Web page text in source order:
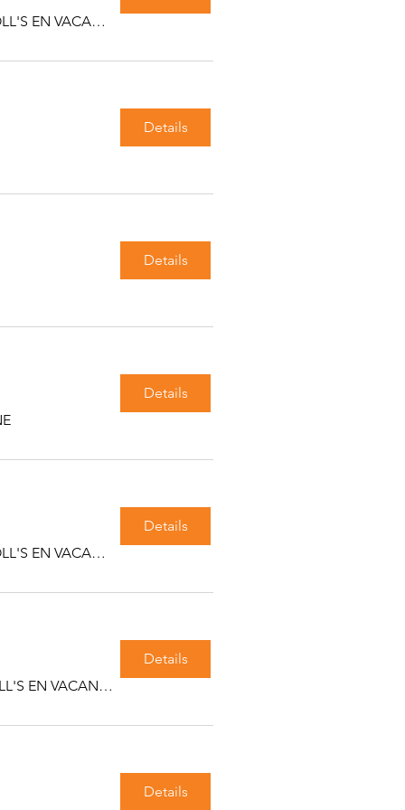
Les équipes de WORKING ROLL'S EN VACANCES
Details
Details
Details
Les équipes de WORKING ROLL'S EN VACANCES
Details
Les équipes de WORKING ROLL'S EN VACANCES
Details
Details